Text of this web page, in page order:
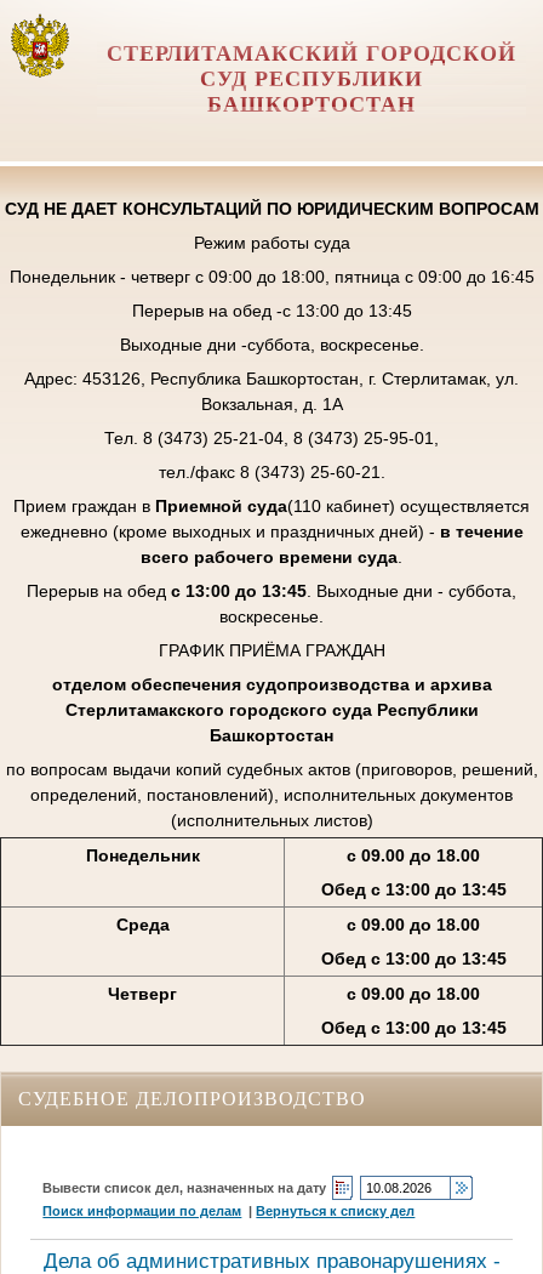
СТЕРЛИТАМАКСКИЙ ГОРОДСКОЙ
СУД РЕСПУБЛИКИ
БАШКОРТОСТАН
СУД НЕ ДАЕТ КОНСУЛЬТАЦИЙ ПО ЮРИДИЧЕСКИМ ВОПРОСАМ
Режим работы суда
Понедельник - четверг с 09:00 до 18:00, пятница с 09:00 до 16:45
Перерыв на обед -с 13:00 до 13:45
Выходные дни -суббота, воскресенье.
Адрес: 453126, Республика Башкортостан, г. Стерлитамак, ул.
Вокзальная, д. 1А
Тел. 8 (3473) 25-21-04, 8 (3473) 25-95-01,
тел./факс 8 (3473) 25-60-21.
Прием граждан в Приемной суда(110 кабинет) осуществляется
ежедневно (кроме выходных и праздничных дней) - в течение
всего рабочего времени суда
Перерыв на обед с 13:00 до 13:45 . Выходные дни - суббота,
воскресенье.
ГРАФИК ПРИЁМА ГРАЖДАН
отделом обеспечения судопроизводства и архива
Стерлитамакского городского суда Республики
Башкортостан
по вопросам выдачи копий судебных актов (приговоров, решений,
определений, постановлений), исполнительных документов
(исполнительных листов)
Понедельник
с 09.00 до 18.00
Обед с 13:00 до 13:45
Среда
с 09.00 до 18.00
Обед с 13:00 до 13:45
Четверг
с 09.00 до 18.00
Обед с 13:00 до 13:45
СУДЕБНОЕ ДЕЛОПРОИЗВОДСТВО
Вывести список дел, назначенных на дату
Поиск информации по делам |Вернуться к списку дел
Дела об административных правонарушениях -